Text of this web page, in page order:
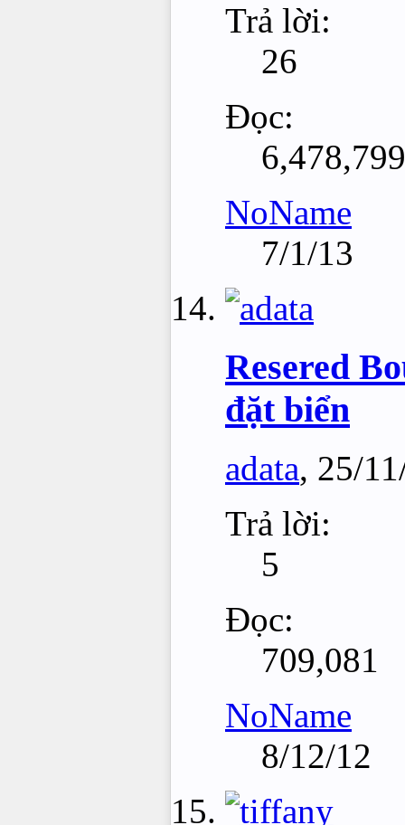
Trả lời:
26
Đọc:
6,478,799
NoName
7/1/13
Resered
đặt biển
adata, 25/
Trả lời:
5
Đọc:
709,081
NoName
8/12/12